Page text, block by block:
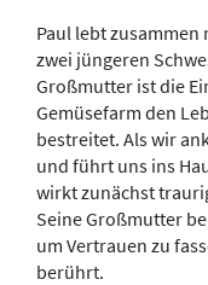
Paul lebt
zwei jüngeren
Großmutter ist die
Gemüsefarm den
bestreitet. Als wir
und führt uns ins
wirkt zunächst
Seine Großmutter
um Vertrauen zu
berührt.